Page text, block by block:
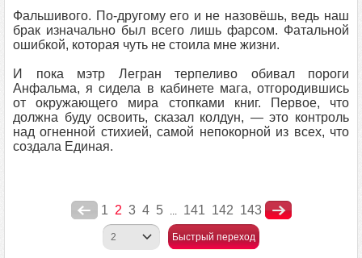
Фальшивого. По-другому его и не назовёшь, ведь наш
брак изначально был всего лишь фарсом. Фатальной
ошибкой, которая чуть не стоила мне жизни.
И пока мэтр Легран терпеливо обивал пороги
Анфальма, я сидела в кабинете мага, отгородившись
от окружающего мира стопками книг. Первое, что
должна буду освоить, сказал колдун, — это контроль
над огненной стихией, самой непокорной из всех, что
создала Единая.
1 2 3 4 5 ... 141 142 143
Быстрый переход